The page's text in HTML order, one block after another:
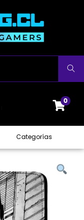
Buscar
0
Categorías